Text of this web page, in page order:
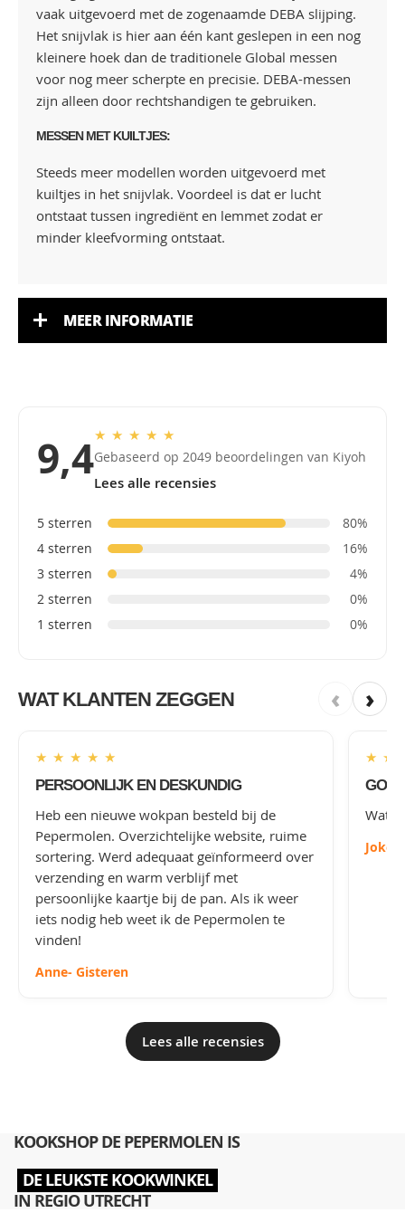
vaak uitgevoerd met de zogenaamde DEBA slijping.
Het snijvlak is hier aan één kant geslepen in een nog
kleinere hoek dan de traditionele Global messen
voor nog meer scherpte en precisie. DEBA-messen
zijn alleen door rechtshandigen te gebruiken.
MESSEN MET KUILTJES:
Steeds meer modellen worden uitgevoerd met
kuiltjes in het snijvlak. Voordeel is dat er lucht
ontstaat tussen ingrediënt en lemmet zodat er
minder kleefvorming ontstaat.
MEER INFORMATIE
9,4★ ★ ★ ★ ★
Gebaseerd op 2049 beoordelingen van Kiyoh
Lees alle recensies
5 sterren
80%
4 sterren
16%
3 sterren
4%
2 sterren
0%
1 sterren
0%
WAT KLANTEN ZEGGEN ‹ ›
★ ★ ★ ★ ★
PERSOONLIJK EN DESKUNDIG
Heb een nieuwe wokpan besteld bij de
Pepermolen. Overzichtelijke website, ruime
sortering. Werd adequaat geïnformeerd over
verzending en warm verblijf met
persoonlijke kaartje bij de pan. Als ik weer
iets nodig heb weet ik de Pepermolen te
vinden!
Anne- Gisteren
★ ★
Wat
Joke
Lees alle recensies
KOOKSHOP DE PEPERMOLEN IS
DE LEUKSTE KOOKWINKEL
IN REGIO UTRECHT